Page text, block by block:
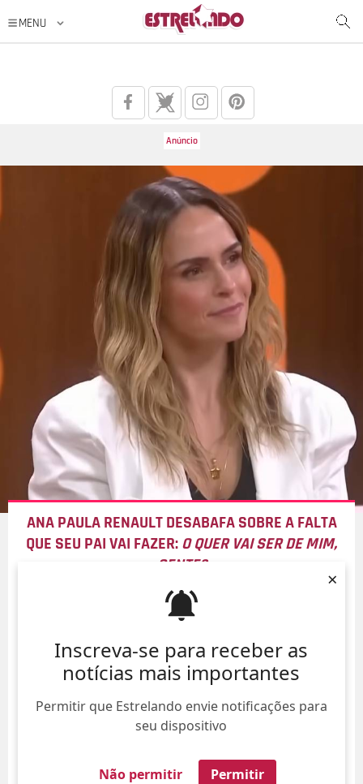
Inscreva-se para receber as
notícias mais importantes
Permitir que Estrelando envie notificações para
seu dispositivo
Não permitir Permitir
×
ANA PAULA RENAULT DESABAFA SOBRE A FALTA
QUE SEU PAI VAI FAZER:O QUER VAI SER DE MIM,
GENTE?
08/Ago/